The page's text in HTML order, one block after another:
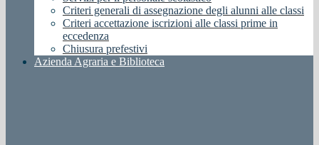
Criteri generali di assegnazione degli alunni alle classi
Criteri accettazione iscrizioni alle classi prime in
eccedenza
Chiusura prefestivi
Azienda Agraria e Biblioteca